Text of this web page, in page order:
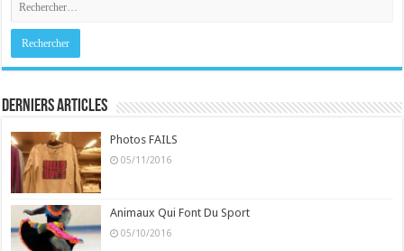
Derniers Articles
Photos FAILS
05/11/2016
Animaux Qui Font Du Sport
05/10/2016